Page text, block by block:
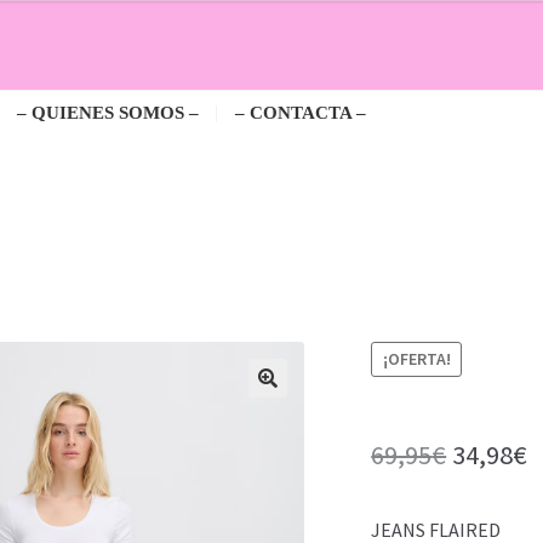
– QUIENES SOMOS – – CONTACTA –
¡OFERTA!
69,95€ El
34,98€
JEANS FLAIRED